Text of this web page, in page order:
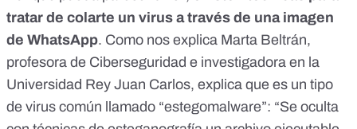
tratar de colarte un virus a través de una imagen
de WhatsApp. Como nos explica Marta Beltrán,
profesora de Ciberseguridad e investigadora en la
Universidad Rey Juan Carlos, explica que es un tipo
de virus común llamado “estegomalware”: “Se oculta